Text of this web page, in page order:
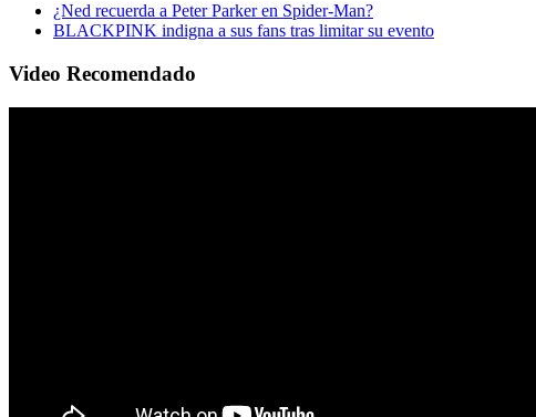
¿Ned recuerda a Peter Parker en Spider-Man?
BLACKPINK indigna a sus fans tras limitar su evento
Video Recomendado